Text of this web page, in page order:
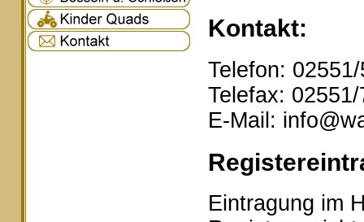
Kontakt:
Telefon:
Telefax:
E-Mail:
Eintragung im